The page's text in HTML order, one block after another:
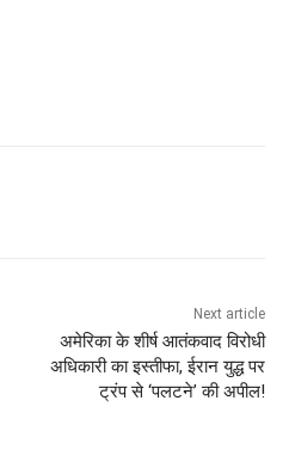
Next article
अमेरिका के शीर्ष आतंकवाद विरोधी
अधिकारी का इस्तीफा, ईरान युद्ध पर
ट्रंप से ‘पलटने’ की अपील!